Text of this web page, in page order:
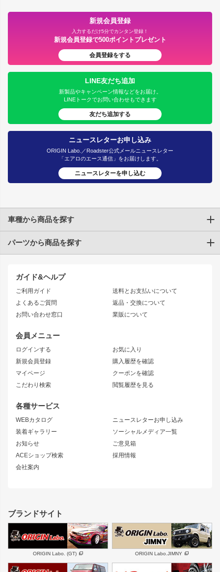
新規会員登録
入力するだけ5分でカンタン登録！
新規会員登録で500ポイントプレゼント
会員登録をする
LINE友だち追加
新製品やキャンペーン情報などをお届け。
LINEトークでお問い合わせもできます
友だち追加する
ニュースレターお申し込み
ORIGIN Labo.／Roadster公式メールニュースレター
「エアロのエース通信」をお届けします。
ニュースレターを申し込む
ガイド&ヘルプ
ご利用ガイド
よくあるご質問
お問い合わせ窓口
送料とお支払いについて
返品・交換について
業販について
会員メニュー
ログインする
新規会員登録
マイページ
こだわり検索
お気に入り
購入履歴を確認
クーポンを確認
閲覧履歴を見る
各種サービス
WEBカタログ
装着ギャラリー
お知らせ
ACEショップ検索
会社案内
ニュースレターお申し込み
ソーシャルメディア一覧
ご意見箱
採用情報
車種から商品を探す
トヨタ
JZX90 CHASER
JZX110 MARK II
JZX100 MARK II
JZX90 MARK II
トレノ
マークX
アリスト
ソアラ
アルテッツァ
ニッサン
S15 シルビア
S14 シルビア 後期
S13 シルビア
180SX
シルエイティ
ワンビア
ローレル
セフィーロ
キャラバン
スズキ
GS350
SC
スバル 三菱
デリカ D:5
パーツから商品を探す
エアロシリーズ
ドリフトライン
風神
雷神
レーシングライン
アタックライン
ストリームライン
リアウイング
ジムニーパーツ
ホイール
MUD-S7
MUD-SR7
まつど家 鉄漢
ボンネット
フェンダー
サイドパーツ
リアゲート
メンテナンスパーツ
ハイエースパーツ
ホイール
ブランドサイト
ORIGIN Labo. (GT) ORIGIN Labo.JIMNY